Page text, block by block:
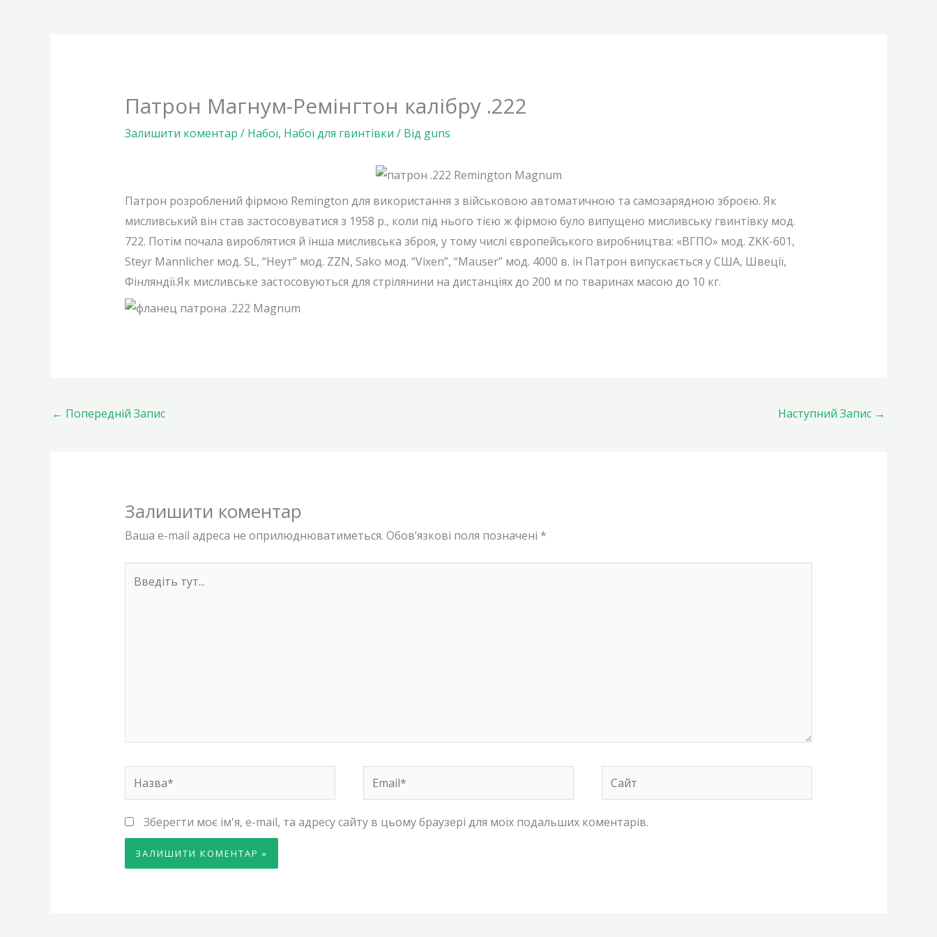
Патрон Магнум-Ремінгтон калібру .222
Залишити коментар / Набої, Набої для гвинтівки / Від guns
Патрон розроблений фірмою Remington для використання з військовою автоматичною та самозарядною зброєю. Як
мисливський він став застосовуватися з 1958 р., коли під нього тією ж фірмою було випущено мисливську гвинтівку мод.
722. Потім почала вироблятися й інша мисливська зброя, у тому числі європейського виробництва: «ВГПО» мод. ZKK-601,
Steyr Mannlicher мод. SL, “Неут” мод. ZZN, Sako мод. “Vixen”, “Mauser” мод. 4000 в. ін Патрон випускається у США, Швеції,
Фінляндії.Як мисливське застосовуються для стрілянини на дистанціях до 200 м по тваринах масою до 10 кг.
← Попередній Запис Наступний Запис →
Залишити коментар
Ваша e-mail адреса не оприлюднюватиметься. Обов’язкові поля позначені *
Назва* Email* Сайт
Зберегти моє ім'я, e-mail, та адресу сайту в цьому браузері для моїх подальших коментарів.